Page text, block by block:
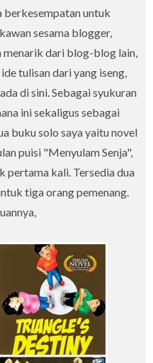
berkesempatan untuk
sesama blogger,
menarik dari blog-blog lain,
tulisan dari yang iseng,
di sini. Sebagai syukuran
ini sekaligus sebagai
buku solo saya yaitu novel
puisi "Menyulam Senja",
pertama kali. Tersedia dua
tiga orang pemenang.